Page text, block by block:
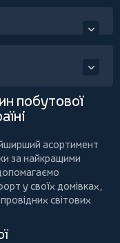
побутової
асортимент
за найкращими
у своїх домівках,
провідних світових